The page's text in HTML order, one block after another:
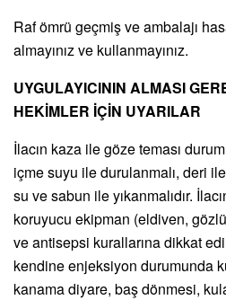
Raf ömrü geçmiş ve ambalajı
almayınız ve kullanmayınız.
UYGULAYICININ ALMASI
HEKİMLER İÇİN UYARILAR
İlacın kaza ile göze teması
içme suyu ile durulanmalı, deri
su ve sabun ile yıkanmalıdır.
koruyucu ekipman (eldiven,
ve antisepsi kurallarına dikkat
kendine enjeksiyon durumunda
kanama diyare, baş dönmesi,